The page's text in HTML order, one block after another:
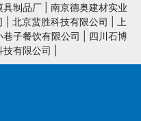
具制品厂
南京德奥建材实业
北京蜚胜科技有限公司
上
巷子餐饮有限公司
四川石博
技有限公司